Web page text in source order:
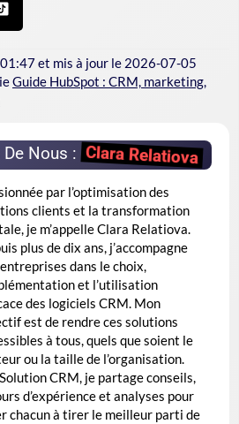
et mis à jour le 2026-07-05
Guide HubSpot : CRM, marketing,
De Nous :Clara Relatiova
par l’optimisation des
clients et la transformation
je m’appelle Clara Relatiova.
plus de dix ans, j’accompagne
dans le choix,
et l’utilisation
des logiciels CRM. Mon
est de rendre ces solutions
à tous, quels que soient le
ou la taille de l’organisation.
CRM, je partage conseils,
d’expérience et analyses pour
chacun à tirer le meilleur parti de